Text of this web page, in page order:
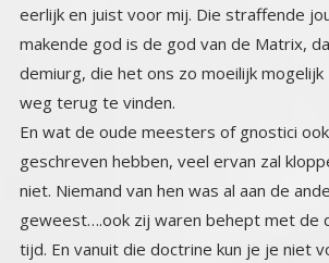
weg terug te vinden.
En wat de oude meesters of gnostici
geschreven hebben, veel ervan zal kloppen,
niet. Niemand van hen was al aan de
geweest….ook zij waren behept met de
tijd. En vanuit die doctrine kun je je niet
weg naar God liefde is en niet moeilijk. Die